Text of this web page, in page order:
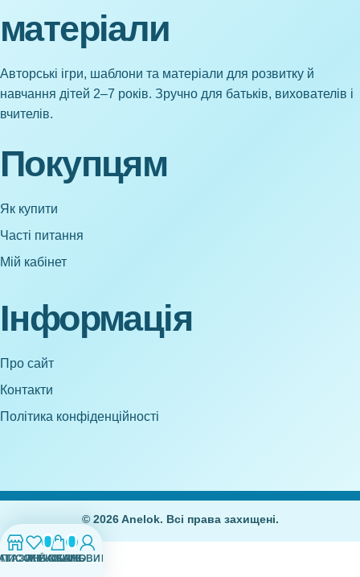
матеріали
Авторські ігри, шаблони та матеріали для розвитку й
навчання дітей 2–7 років. Зручно для батьків, вихователів і
вчителів.
Покупцям
Як купити
Часті питання
Мій кабінет
Інформація
Про сайт
Контакти
Політика конфіденційності
0
БАЖАНЬ
0
КОШИК
МІЙ ОБЛІКОВИЙ ЗАПИС
© 2026 Anelok. Всі права захищені.